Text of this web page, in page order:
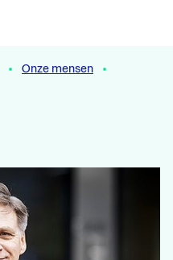
Onze mensen